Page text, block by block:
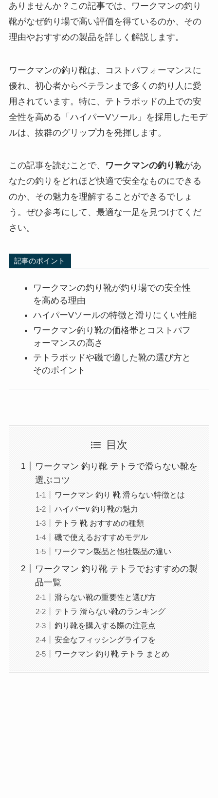
ありませんか？この記事では、ワークマンの釣り
靴がなぜ釣り場で高い評価を得ているのか、その
理由やおすすめの製品を詳しく解説します。
ワークマンの釣り靴は、コストパフォーマンスに
優れ、初心者からベテランまで多くの釣り人に愛
用されています。特に、テトラポッドの上での安
全性を高める「ハイパーVソール」を採用したモデ
ルは、抜群のグリップ力を発揮します。
この記事を読むことで、 ワークマンの釣り靴があ
なたの釣りをどれほど快適で安全なものにできる
のか、その魅力を理解することができるでしょ
う。ぜひ参考にして、最適な一足を見つけてくだ
さい。
記事のポイント
ワークマンの釣り靴が釣り場での安全性
を高める理由
ハイパーVソールの特徴と滑りにくい性能
ワークマン釣り靴の価格帯とコストパフ
ォーマンスの高さ
テトラポッドや磯で適した靴の選び方と
そのポイント
目次
ワークマン 釣り靴 テトラで滑らない靴を
選ぶコツ
ワークマン 釣り 靴 滑らない特徴とは
ハイパーv 釣り靴の魅力
テトラ 靴 おすすめの種類
磯で使えるおすすめモデル
ワークマン製品と他社製品の違い
ワークマン 釣り靴 テトラでおすすめの製
品一覧
滑らない靴の重要性と選び方
テトラ 滑らない靴のランキング
釣り靴を購入する際の注意点
安全なフィッシングライフを
ワークマン 釣り靴 テトラ まとめ